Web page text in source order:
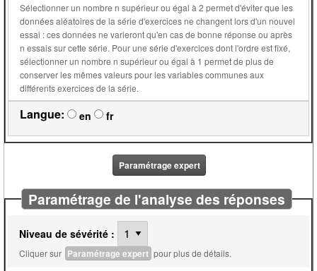
Sélectionner un nombre n supérieur ou égal à 2 permet d'éviter que les
données aléatoires de la série d'exercices ne changent lors d'un nouvel
essai : ces données ne varieront qu'en cas de bonne réponse ou après
n essais sur cette série. Pour une série d'exercices dont l'ordre est fixé,
sélectionner un nombre n supérieur ou égal à 1 permet de plus de
conserver les mêmes valeurs pour les variables communes aux
différents exercices de la série.
Langue: en fr
Paramétrage expert
Paramétrage de l'analyse des réponses
Niveau de sévérité :
Cliquer sur Paramétrage expert pour plus de détails.